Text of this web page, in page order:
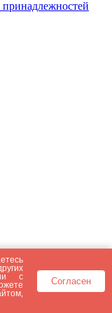
с
Согласен